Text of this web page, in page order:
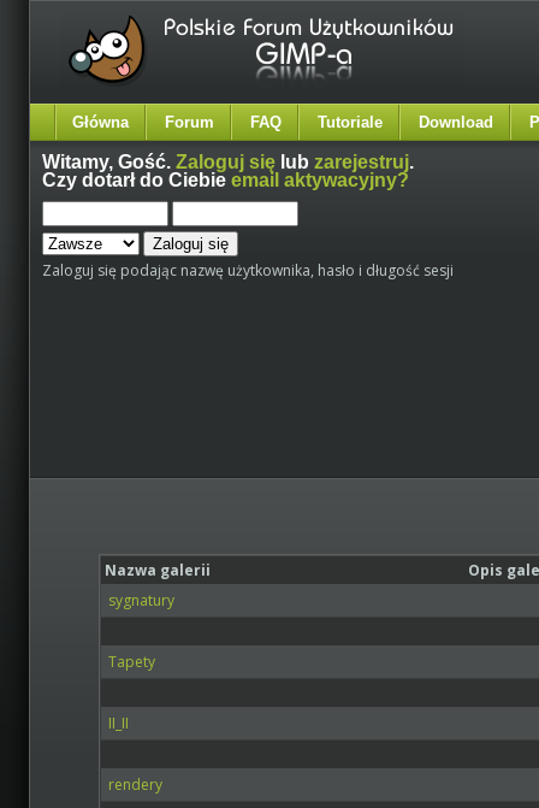
Główna Forum FAQ Tutoriale Download
Witamy, Gość. Zaloguj się lub zarejestruj.
Czy dotarł do Ciebie email aktywacyjny?
Zaloguj się podając nazwę użytkownika, hasło i długość sesji
Nazwa galerii
Opis
sygnatury
Tapety
II_II
rendery